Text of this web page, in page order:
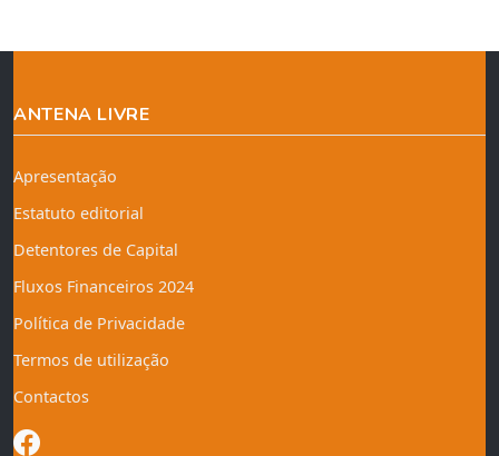
ANTENA LIVRE
Apresentação
Estatuto editorial
Detentores de Capital
Fluxos Financeiros 2024
Política de Privacidade
Termos de utilização
Contactos